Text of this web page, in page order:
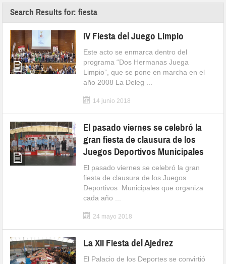
Search Results for: fiesta
IV Fiesta del Juego Limpio
Este acto se enmarca dentro del
programa “Dos Hermanas Juega
Limpio”, que se pone en marcha en el
año 2008 La Deleg ...
14 junio 2018
El pasado viernes se celebró la
gran fiesta de clausura de los
Juegos Deportivos Municipales
El pasado viernes se celebró la gran
fiesta de clausura de los Juegos
Deportivos Municipales que organiza
cada año ...
24 mayo 2018
La XII Fiesta del Ajedrez
El Palacio de los Deportes se convirtió